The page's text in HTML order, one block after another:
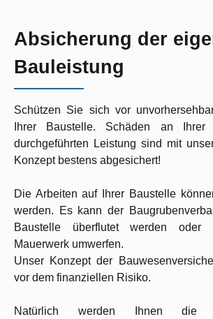
Absicherung der
Bauleistung
Schützen Sie sich vor
Ihrer Baustelle. Schäden an Ihrer
durchgeführten Leistung sind mit
Konzept bestens abgesichert!
Die Arbeiten auf Ihrer Baustelle
werden. Es kann der
Baustelle überflutet werden
Mauerwerk umwerfen.
Unser Konzept der
vor dem finanziellen Risiko.
Natürlich werden Ihnen die